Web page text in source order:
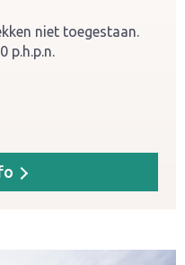
niet toegestaan.
p.h.p.n.